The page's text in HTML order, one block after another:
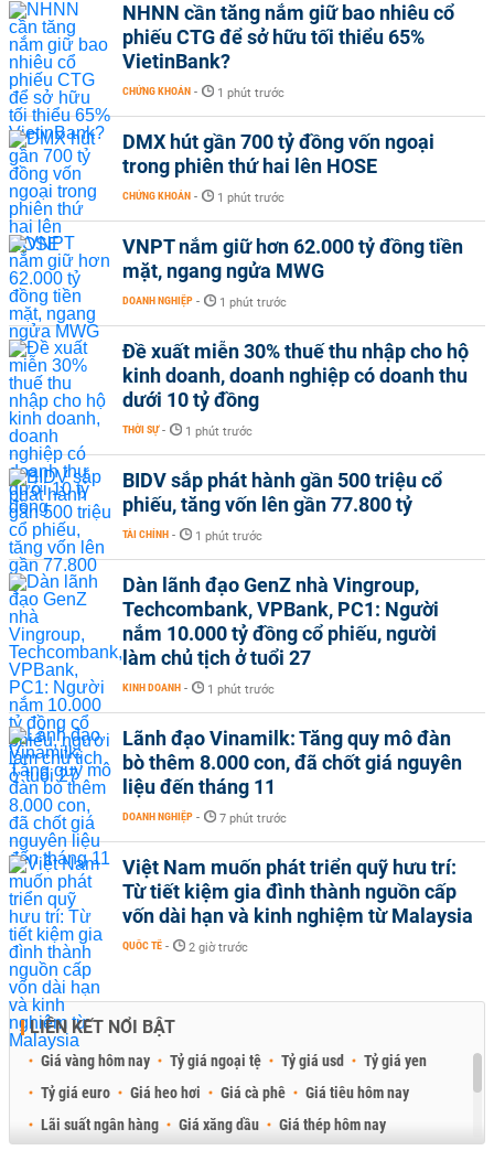
NHNN cần tăng nắm giữ bao nhiêu cổ
phiếu CTG để sở hữu tối thiểu 65%
VietinBank?
CHỨNG KHOÁN - 1 phút trước
DMX hút gần 700 tỷ đồng vốn ngoại
trong phiên thứ hai lên HOSE
CHỨNG KHOÁN - 1 phút trước
VNPT nắm giữ hơn 62.000 tỷ đồng tiền
mặt, ngang ngửa MWG
DOANH NGHIỆP - 1 phút trước
Đề xuất miễn 30% thuế thu nhập cho hộ
kinh doanh, doanh nghiệp có doanh thu
dưới 10 tỷ đồng
THỜI SỰ - 1 phút trước
BIDV sắp phát hành gần 500 triệu cổ
phiếu, tăng vốn lên gần 77.800 tỷ
TÀI CHÍNH - 1 phút trước
Dàn lãnh đạo GenZ nhà Vingroup,
Techcombank, VPBank, PC1: Người
nắm 10.000 tỷ đồng cổ phiếu, người
làm chủ tịch ở tuổi 27
KINH DOANH - 1 phút trước
Lãnh đạo Vinamilk: Tăng quy mô đàn
bò thêm 8.000 con, đã chốt giá nguyên
liệu đến tháng 11
DOANH NGHIỆP - 7 phút trước
Việt Nam muốn phát triển quỹ hưu trí:
Từ tiết kiệm gia đình thành nguồn cấp
vốn dài hạn và kinh nghiệm từ Malaysia
QUỐC TẾ - 2 giờ trước
LIÊN KẾT NỔI BẬT
Giá vàng hôm nay Tỷ giá ngoại tệ Tỷ giá usd
Tỷ giá yen
Tỷ giá euro
Giá heo hơi Giá cà phê
Giá tiêu hôm nay
Lãi suất ngân hàng
Giá xăng dầu
Giá thép hôm nay